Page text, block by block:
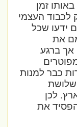
זמן
העצמי
שכל
את
ברגע
כבר למנות
לכן
את